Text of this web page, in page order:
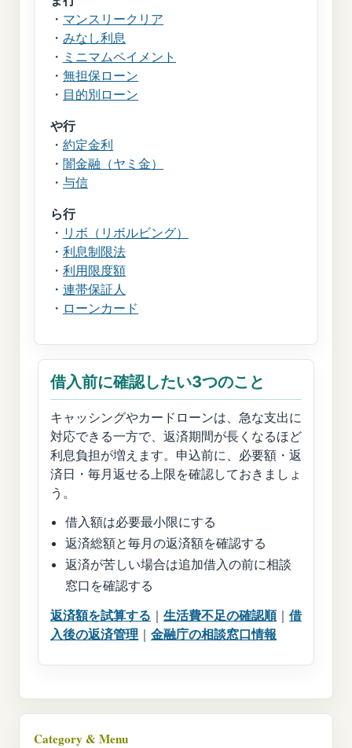
・ マンスリークリア
・ みなし利息
・ ミニマムペイメント
・ 無担保ローン
・ 目的別ローン
や行
・ 約定金利
・ 闇金融（ヤミ金）
・ 与信
ら行
・ リボ（リボルビング）
・ 利息制限法
・ 利用限度額
・ 連帯保証人
・ ローンカード
借入前に確認したい3つのこと
キャッシングやカードローンは、急な支出に
対応できる一方で、返済期間が長くなるほど
利息負担が増えます。申込前に、必要額・返
済日・毎月返せる上限を確認しておきましょ
う。
借入額は必要最小限にする
返済総額と毎月の返済額を確認する
返済が苦しい場合は追加借入の前に相談
窓口を確認する
返済額を試算する ｜ 生活費不足の確認順｜ 借
入後の返済管理 ｜ 金融庁の相談窓口情報
Category & Menu